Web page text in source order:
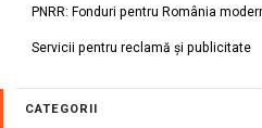
PNRR: Fonduri pentru România
Servicii pentru reclamă și publicitate
CATEGORII